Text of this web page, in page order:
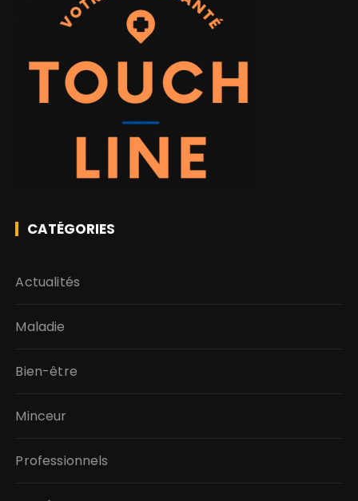
CATÉGORIES
Actualités
Maladie
Bien-être
Minceur
Professionnels